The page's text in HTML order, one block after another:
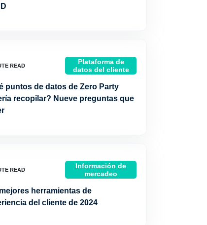
Plataforma de
datos del cliente
puntos de datos de Zero Party
recopilar? Nueve preguntas que
Información de
mercadeo
herramientas de
del cliente de 2024